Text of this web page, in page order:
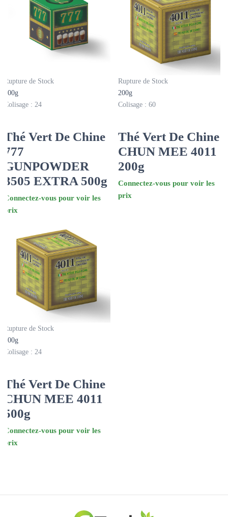
Rupture de Stock
500g
Colisage : 24
Thé Vert De Chine
777
GUNPOWDER
3505 EXTRA 500g
Connectez-vous pour voir les
prix
Rupture de Stock
200g
Colisage : 60
Thé Vert De Chine
CHUN MEE 4011
200g
Connectez-vous pour voir les
prix
Rupture de Stock
500g
Colisage : 24
Thé Vert De Chine
CHUN MEE 4011
500g
Connectez-vous pour voir les
prix